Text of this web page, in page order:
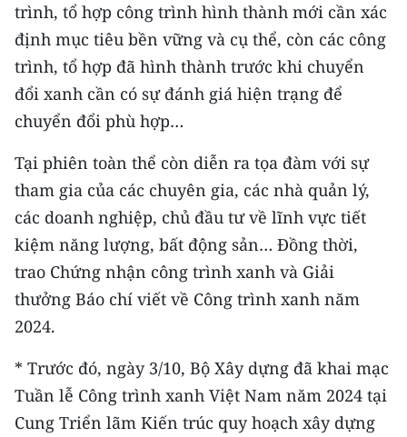
trình, tổ hợp công trình hình thành mới cần xác
định mục tiêu bền vững và cụ thể, còn các công
trình, tổ hợp đã hình thành trước khi chuyển
đổi xanh cần có sự đánh giá hiện trạng để
chuyển đổi phù hợp…
Tại phiên toàn thể còn diễn ra tọa đàm với sự
tham gia của các chuyên gia, các nhà quản lý,
các doanh nghiệp, chủ đầu tư về lĩnh vực tiết
kiệm năng lượng, bất động sản… Đồng thời,
trao Chứng nhận công trình xanh và Giải
thưởng Báo chí viết về Công trình xanh năm
2024.
* Trước đó, ngày 3/10, Bộ Xây dựng đã khai mạc
Tuần lễ Công trình xanh Việt Nam năm 2024 tại
Cung Triển lãm Kiến trúc quy hoạch xây dựng